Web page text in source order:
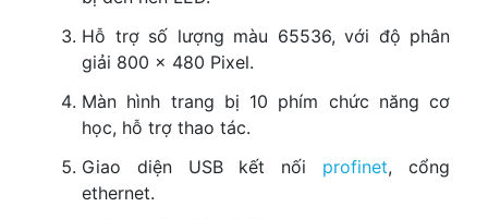
Hỗ trợ số lượng màu 65536, với độ phân
giải 800 x 480 Pixel.
Màn hình trang bị 10 phím chức năng cơ
học, hỗ trợ thao tác.
Giao diện USB kết nối profinet, cổng
ethernet.